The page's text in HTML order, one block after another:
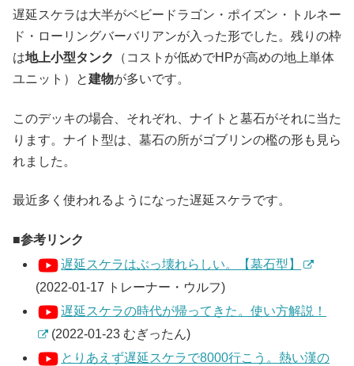
遅延スケラは大半がベビードラゴン・ポイズン・トルネー
ド・ローリングバーバリアンが入った形でした。残りの枠
は地上小型タンク
（コストが低めでHPが高めの地上単体
ユニット）と建物が多いです。
このデッキの場合、それぞれ、ナイトと墓石がそれに当た
ります。ナイト型は、墓石の所がゴブリンの檻の形も見ら
れました。
最近多く使われるようになった遅延スケラです。
参考リンク
遅延スケラはぶっ壊れらしい。【墓石型】
(2022-01-17 トレーナー・ウルフ)
遅延スケラの時代が帰ってきた。使い方解説！
(2022-01-23 むぎったん)
とりあえず遅延スケラで8000行こう。熱い漢の